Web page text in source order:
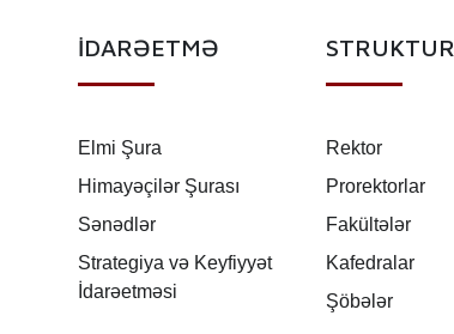
İDARƏETMƏ
Elmi Şura
Himayəçilər Şurası
Sənədlər
Strategiya və Keyfiyyət
İdarəetməsi
STRUKTUR
Rektor
Prorektorlar
Fakültələr
Kafedralar
Şöbələr